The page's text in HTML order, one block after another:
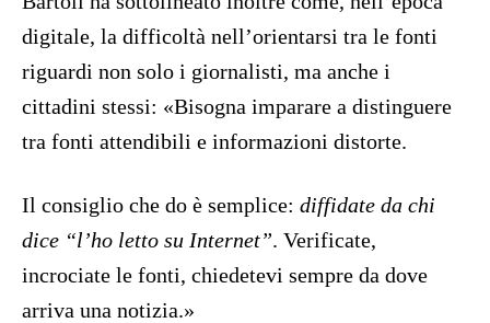
digitale, la difficoltà nell’orientarsi tra le fonti
riguardi non solo i giornalisti, ma anche i
cittadini stessi: «Bisogna imparare a distinguere
tra fonti attendibili e informazioni distorte.
Il consiglio che do è semplice: diffidate da chi
dice “l’ho letto su Internet”. Verificate,
incrociate le fonti, chiedetevi sempre da dove
arriva una notizia.»